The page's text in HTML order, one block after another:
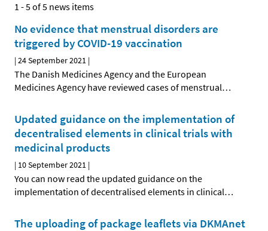
1 - 5 of 5 news items
No evidence that menstrual disorders are
triggered by COVID-19 vaccination
|24 September 2021 |
The Danish Medicines Agency and the European
Medicines Agency have reviewed cases of menstrual…
Updated guidance on the implementation of
decentralised elements in clinical trials with
medicinal products
| 10 September 2021 |
You can now read the updated guidance on the
implementation of decentralised elements in clinical…
The uploading of package leaflets via DKMAnet